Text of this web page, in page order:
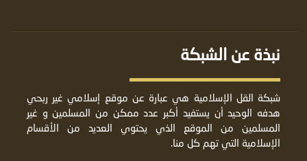
نبذة عن الشبكة
شبكة القل الإسلامية هي عبارة عن موقع إسلامي غير ربحي
هدفه الوحيد أن يستفيد أكبر عدد ممكن من المسلمين و غير
المسلمين من الموقع الذي يحتوي العديد من الأقسام
الإسلامية التي تهم كل منا.